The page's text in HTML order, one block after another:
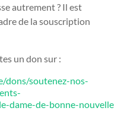
autrement ? Il est
de la souscription
un don sur :
dons/soutenez-nos-
dame-de-bonne-nouvelle